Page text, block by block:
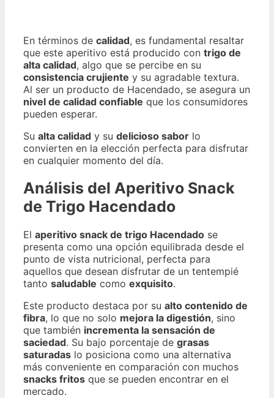
En términos de calidad, es fundamental resaltar
que este aperitivo está producido con trigo de
alta calidad, algo que se percibe en su
consistencia crujiente y su agradable textura.
Al ser un producto de Hacendado, se asegura un
nivel de calidad confiable que los consumidores
pueden esperar.
Su alta calidad y su delicioso sabor lo
convierten en la elección perfecta para disfrutar
en cualquier momento del día.
Análisis del Aperitivo Snack
de Trigo Hacendado
El aperitivo snack de trigo Hacendado se
presenta como una opción equilibrada desde el
punto de vista nutricional, perfecta para
aquellos que desean disfrutar de un tentempié
tanto saludable como exquisito.
Este producto destaca por su alto contenido de
fibra, lo que no solo mejora la digestión, sino
que también incrementa la sensación de
saciedad. Su bajo porcentaje de grasas
saturadas lo posiciona como una alternativa
más conveniente en comparación con muchos
snacks fritos que se pueden encontrar en el
mercado.